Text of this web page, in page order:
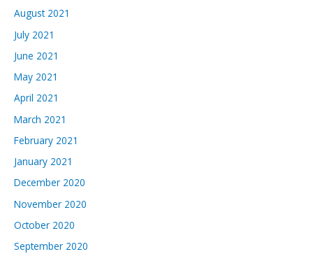
August 2021
July 2021
June 2021
May 2021
April 2021
March 2021
February 2021
January 2021
December 2020
November 2020
October 2020
September 2020